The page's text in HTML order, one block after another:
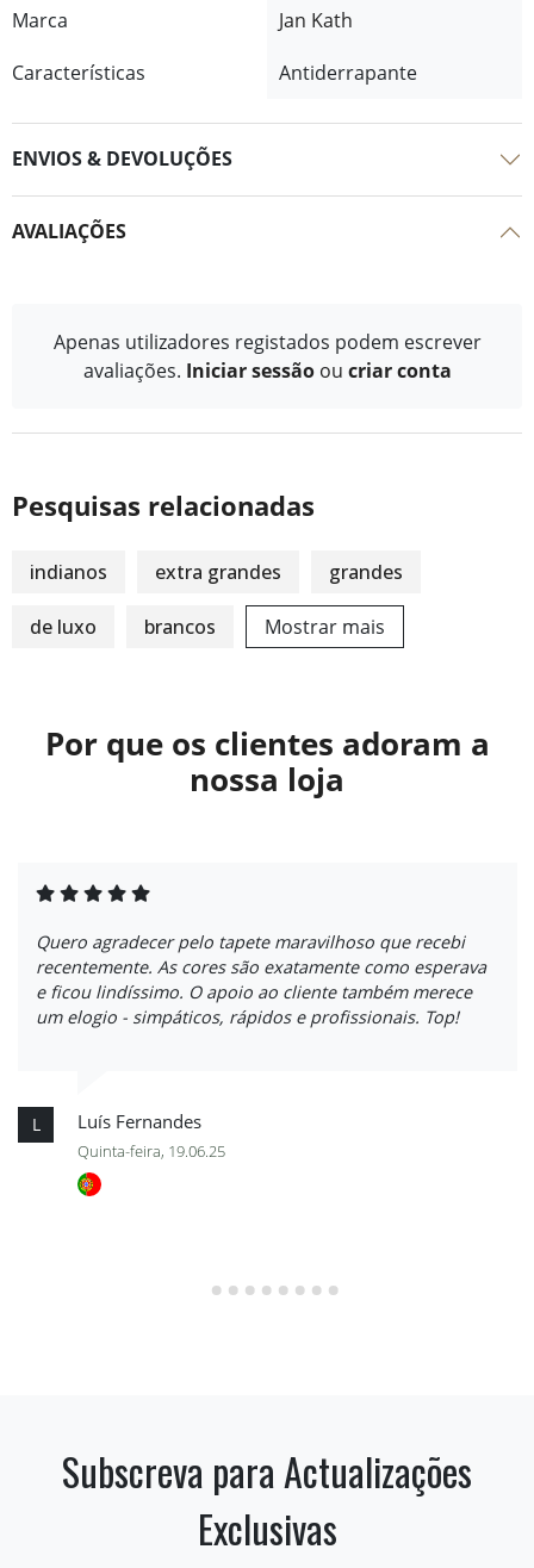
Marca
Jan Kath
Características
Antiderrapante
ENVIOS & DEVOLUÇÕES
AVALIAÇÕES
Apenas utilizadores registados podem escrever
avaliações. Iniciar sessão ou criar conta
Pesquisas relacionadas
indianos extra grandes grandes
de luxo brancos Mostrar mais
Por que os clientes adoram a
nossa loja
Quero agradecer pelo tapete maravilhoso que recebi
recentemente. As cores são exatamente como esperava
e ficou lindíssimo. O apoio ao cliente também merece
um elogio - simpáticos, rápidos e profissionais. Top!
L Luís Fernandes
Quinta-feira, 19.06.25
Subscreva para Actualizações
Exclusivas